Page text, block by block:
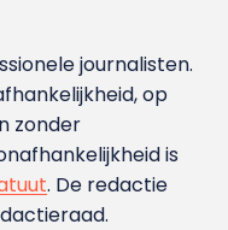
journalisten.
op
zonder
is
. De redactie